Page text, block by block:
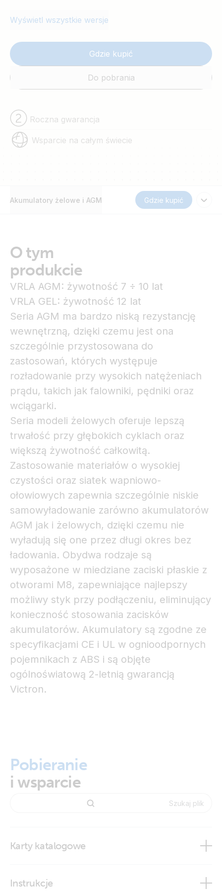
Victron.
Wyświetl wszystkie wersje
Gdzie kupić
Do pobrania
Roczna gwarancja
Wsparcie na całym świecie
Akumulatory żelowe i AGM Gdzie kupić
O tym
produkcie
VRLA AGM: żywotność 7 ÷ 10 lat
VRLA GEL: żywotność 12 lat
Seria AGM ma bardzo niską rezystancję
wewnętrzną, dzięki czemu jest ona
szczególnie przystosowana do
zastosowań, których występuje
rozładowanie przy wysokich natężeniach
prądu, takich jak falowniki, pędniki oraz
wciągarki.
Seria modeli żelowych oferuje lepszą
trwałość przy głębokich cyklach oraz
większą żywotność całkowitą.
Zastosowanie materiałów o wysokiej
czystości oraz siatek wapniowo-
ołowiowych zapewnia szczególnie niskie
samowyładowanie zarówno akumulatorów
AGM jak i żelowych, dzięki czemu nie
wyładują się one przez długi okres bez
ładowania. Obydwa rodzaje są
wyposażone w miedziane zaciski płaskie z
otworami M8, zapewniające najlepszy
możliwy styk przy podłączeniu, eliminujący
konieczność stosowania zacisków
akumulatorów. Akumulatory są zgodne ze
specyfikacjami CE i UL w ognioodpornych
pojemnikach z ABS i są objęte
ogólnoświatową 2-letnią gwarancją
Victron.
Pobieranie
i wsparcie
Karty katalogowe
Instrukcje